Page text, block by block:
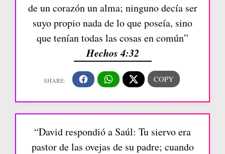
de un corazón un alma; ninguno decía ser
suyo propio nada de lo que poseía, sino
que tenían todas las cosas en común”
Hechos 4:32
“David respondió a Saúl: Tu siervo era
pastor de las ovejas de su padre; cuando